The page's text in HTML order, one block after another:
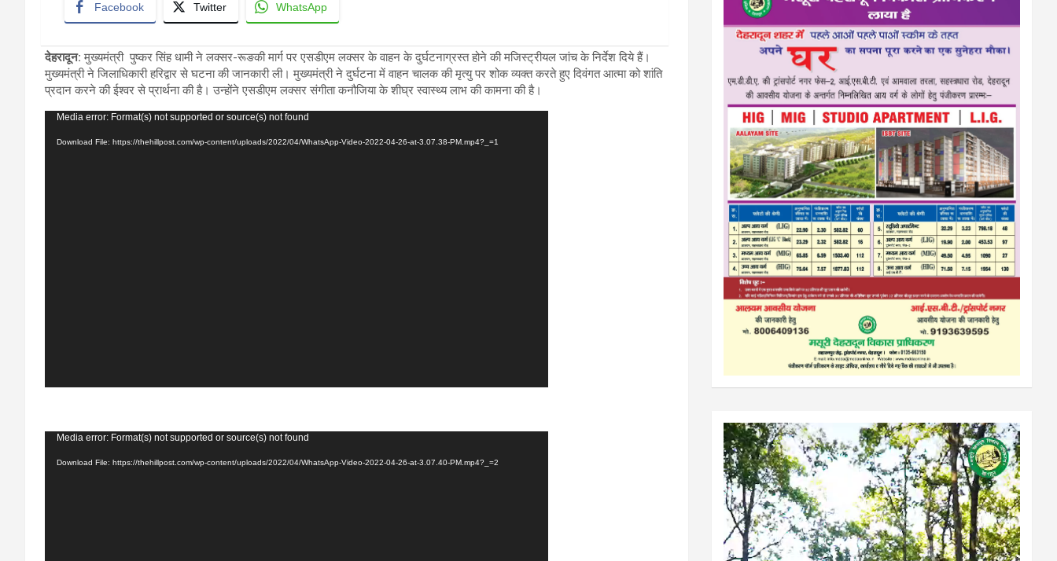
Facebook Twitter WhatsApp
देहरादून: मुख्यमंत्री पुष्कर सिंह धामी ने लक्सर-रूङकी मार्ग पर एसडीएम लक्सर के वाहन के दुर्घटनाग्रस्त होने की मजिस्ट्रीयल जांच के निर्देश दिये हैं।
मुख्यमंत्री ने जिलाधिकारी हरिद्वार से घटना की जानकारी ली। मुख्यमंत्री ने दुर्घटना में वाहन चालक की मृत्यु पर शोक व्यक्त करते हुए दिवंगत आत्मा को शांति
प्रदान करने की ईश्वर से प्रार्थना की है। उन्होंने एसडीएम लक्सर संगीता कनौजिया के शीघ्र स्वास्थ्य लाभ की कामना की है।
Video
Media error: Format(s) not supported or source(s) not found
Download File: https://thehillpost.com/wp-content/uploads/2022/04/WhatsApp-Video-2022-04-26-at-3.07.38-PM.mp4?_=1
Video
Media error: Format(s) not supported or source(s) not found
Download File: https://thehillpost.com/wp-content/uploads/2022/04/WhatsApp-Video-2022-04-26-at-3.07.40-PM.mp4?_=2
Video
Player